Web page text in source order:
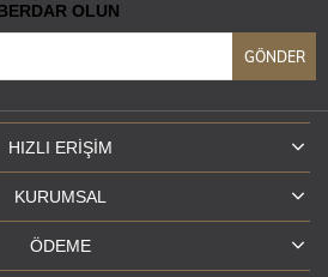
OLUN
GÖNDER
HIZLI ERIŞIM
KURUMSAL
ÖDEME